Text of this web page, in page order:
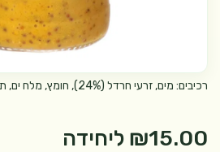
רכיבים: מים, זרעי חרדל (24%), חומץ, מלח ים, תבלינים, עשבי תיבול
₪15.00 ליחידה